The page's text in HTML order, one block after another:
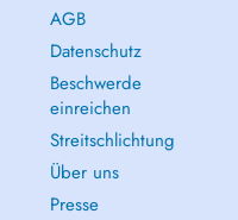
AGB
Datenschutz
Beschwerde
einreichen
Streitschlichtung
Über uns
Presse